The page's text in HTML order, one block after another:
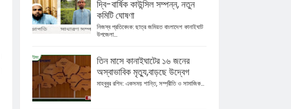
দ্বি-বার্ষিক কাউন্সিল সম্পন্ন, নতুন
কমিটি ঘোষণা
নিজস্ব প্রতিবেদক: ছাত্র জমিয়ত বাংলাদেশ কানাইঘাট
উপজেলা...
তিন মাসে কানাইঘাটের ১৬ জনের
অস্বাভাবিক মৃত্যু,বাড়ছে উদ্বেগ
মাহবুবুর রশিদ: একসময় শান্তি, সম্প্রীতি ও সামাজিক...